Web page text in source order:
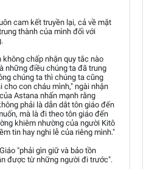
cam kết truyền lại, cả về mặt
thành của mình đối với
chấp nhận quy tắc nào
những điều chúng ta đã trung
chúng ta thì chúng ta cũng
cho con cháu mình," ngài nhận
Astana nhấn mạnh rằng
phải là dẫn dắt tôn giáo đến
mà là đi theo tôn giáo đến
khiêm nhường của người Kitô
tin hay nghi lễ của riêng mình."
"phải gìn giữ và bảo tồn
được từ những người đi trước".